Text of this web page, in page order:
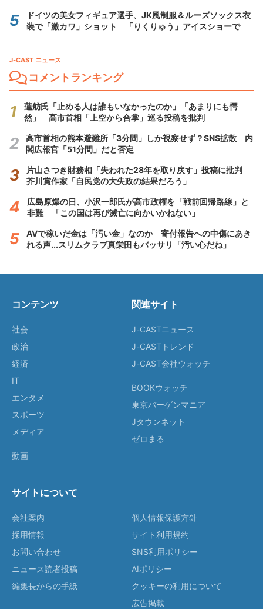
ドイツの美女フィギュア選手、JK風制服＆ルーズソックス衣
装で「激カワ」ショット 「りくりゅう」アイスショーで
J-CAST ニュース
コメントランキング
蓮舫氏「止める人は誰もいなかったのか」「あまりにも愕
然」 高市首相「上空から合掌」巡る投稿を批判
高市首相の熊本避難所「3分間」しか視察せず？SNS拡散 内
閣広報官「51分間」だと否定
片山さつき財務相「失われた28年を取り戻す」投稿に批判
芥川賞作家「自民党の大失政の結果だろう」
広島原爆の日、小沢一郎氏が高市政権を「戦前回帰路線」と
非難 「この国は再び滅亡に向かいかねない」
AVで稼いだ金は「汚い金」なのか 寄付報告への中傷にあき
れる声...スリムクラブ真栄田もバッサリ「汚い心だね」
コンテンツ
社会
政治
経済
IT
エンタメ
スポーツ
メディア
動画
関連サイト
J-CASTニュース
J-CASTトレンド
J-CAST会社ウォッチ
BOOKウォッチ
東京バーゲンマニア
Jタウンネット
ゼロまる
サイトについて
会社案内
採用情報
お問い合わせ
ニュース読者投稿
編集長からの手紙
個人情報保護方針
サイト利用規約
SNS利用ポリシー
AIポリシー
クッキーの利用について
広告掲載